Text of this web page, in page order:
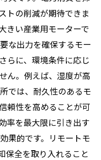
トの削減が期待できま
きい産業用モーターで
な出力を確保するモー
らに、環境条件に応じ
ん。例えば、湿度が高
では、耐久性のあるモ
頼性を高めることが可
率を最大限に引き出す
果的です。リモートモ
保全を取り入れること